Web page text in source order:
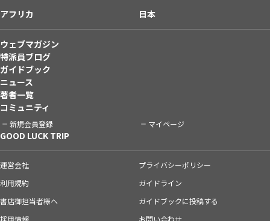
アフリカ
日本
ウェブマガジン
特派員ブログ
ガイドブック
ニュース
著者一覧
コミュニティ
新規会員登録 マイページ
GOOD LUCK TRIP
運営会社
プライバシーポリシー
利用規約
ガイドライン
書店御担当者様へ
ガイドブックに投稿する
採用情報
お問い合わせ